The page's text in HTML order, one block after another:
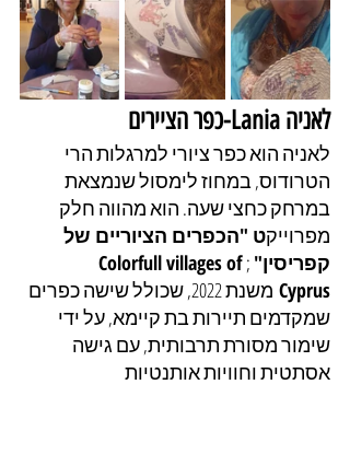
לאניה Lania-כפר הציירים
לאניה הוא כפר ציורי למרגלות הרי
הטרודוס, במחוז לימסול שנמצאת
במרחק כחצי שעה. הוא מהווה חלק
מפרוייקט "הכפרים הציוריים של
קפריסין" ;
Colorfull villages of
Cyprus
משנת 2022, שכולל שישה כפרים
שמקדמים תיירות בת קיימא, על ידי
שימור מסורת תרבותית, עם גישה
אסתטית וחוויות אותנטיות